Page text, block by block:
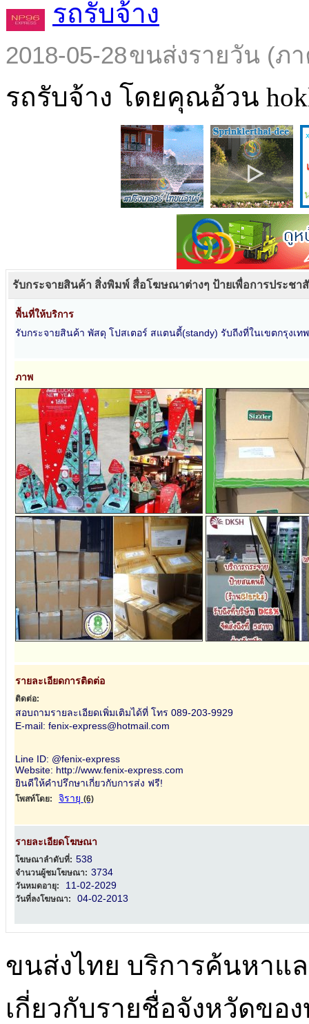
รถรับจ้าง
2018-05-28ขนส่งรายวัน (ภ
รถรับจ้าง โดยคุณอ้วน
รับกระจายสินค้า สิ่งพิมพ์ สื่อโฆษณาต่างๆ ป้ายเพื่อการประชา
พื้นที่ให้บริการ
รับกระจายสินค้า พัสดุ โปสเตอร์ สแตนดี้(standy) รับถีงที่ในเขตกรุงเ
ภาพ
รายละเอียดการติดต่อ
ติดต่อ:
สอบถามรายละเอียดเพิ่มเติมได้ที่ โทร 089-203-9929
E-mail: fenix-express@hotmail.com
Line ID: @fenix-express
Website: http://www.fenix-express.com
ยินดีให้คำปรึกษาเกี่ยวกับการส่ง ฟรี!
โพสท์โดย: จิรายุ (6)
รายละเอียดโฆษณา
โฆษณาลำดับที่: 538
จำนวนผู้ชมโฆษณา: 3734
วันหมดอายุ: 11-02-2029
วันที่ลงโฆษณา: 04-02-2013
ขนส่งไทย บริการค้นหาแ
เกี่ยวกับรายชื่อจังหวัดขอ